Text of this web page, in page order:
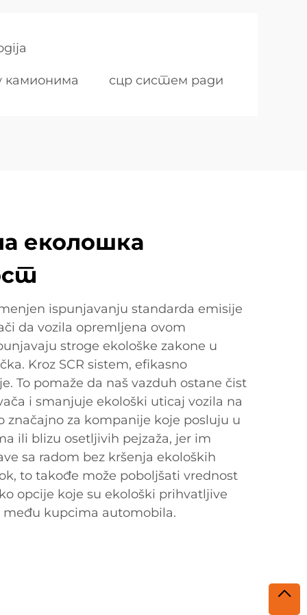
камионима сцр систем ради
еколошка
ispunjavanju standarda emisije
da vozila opremljena ovom
stroge ekološke zakone u
Kroz SCR sistem, efikasno
To pomaže da naš vazduh ostane čist
i smanjuje ekološki uticaj vozila na
značajno za kompanije koje posluju u
ili blizu osetljivih pejzaža, jer im
sa radom bez kršenja ekoloških
to takođe može poboljšati vrednost
opcije koje su ekološki prihvatljive
među kupcima automobila.